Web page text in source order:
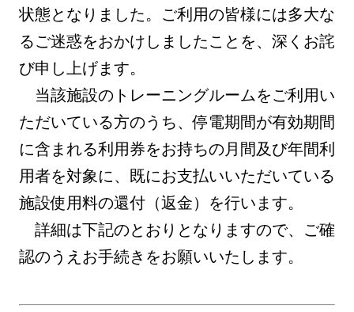
状態となりました。ご利用の皆様には多大な
るご迷惑をおかけしましたことを、深くお詫
び申し上げます。
当該施設のトレーニングルームをご利用い
ただいている方のうち、停電期間が有効期間
に含まれる利用券をお持ちの月間及び年間利
用者を対象に、既にお支払いいただいている
施設使用料の還付（返金）を行います。
詳細は下記のとおりとなりますので、ご確
認のうえお手続きをお願いいたします。